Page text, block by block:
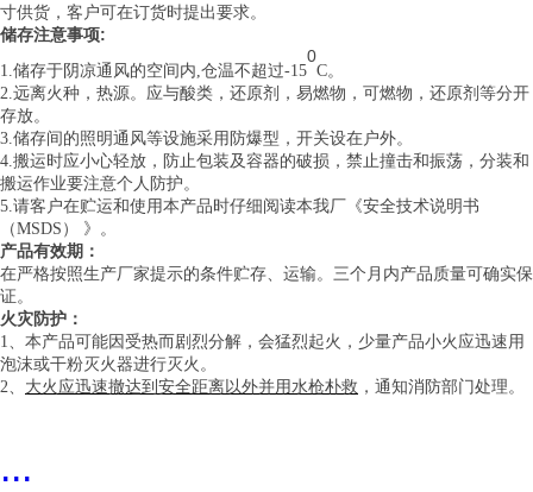
寸供货，客户可在订货时提出要求。
储存注意事项:
1.储存于阴凉通风的空间内,仓温不超过-15
0
C。
2.远离火种，热源。应与酸类，还原剂，易燃物，可燃物，还原剂等分开
存放。
3.储存间的照明通风等设施采用防爆型，开关设在户外。
4.搬运时应小心轻放，防止包装及容器的破损，禁止撞击和振荡，分装和
搬运作业要注意个人防护。
5.请客户在贮运和使用本产品时仔细阅读本我厂《安全技术说明书
（MSDS） 》。
产品有效期：
在严格按照生产厂家提示的条件贮存、运输。三个月内产品质量可确实保
证。
火灾防护：
1、本产品可能因受热而剧烈分解，会猛烈起火，少量产品小火应迅速用
泡沫或干粉灭火器进行灭火。
2、 大火应迅速撤达到安全距离以外并用水枪朴救 ，通知消防部门处理。
...